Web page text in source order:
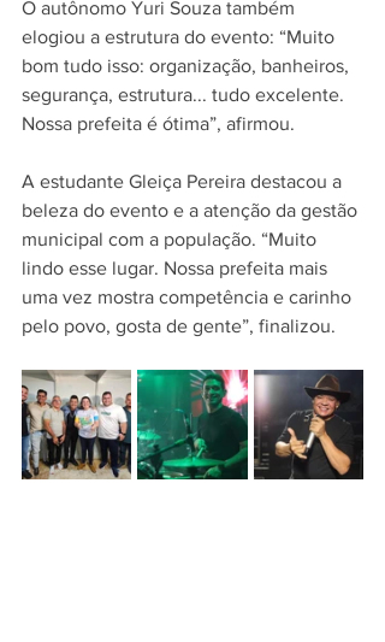
O autônomo Yuri Souza também
elogiou a estrutura do evento: “Muito
bom tudo isso: organização, banheiros,
segurança, estrutura... tudo excelente.
Nossa prefeita é ótima”, afirmou.
A estudante Gleiça Pereira destacou a
beleza do evento e a atenção da gestão
municipal com a população. “Muito
lindo esse lugar. Nossa prefeita mais
uma vez mostra competência e carinho
pelo povo, gosta de gente”, finalizou.